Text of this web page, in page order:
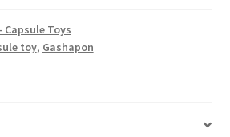
Capsule Toys
toy, Gashapon